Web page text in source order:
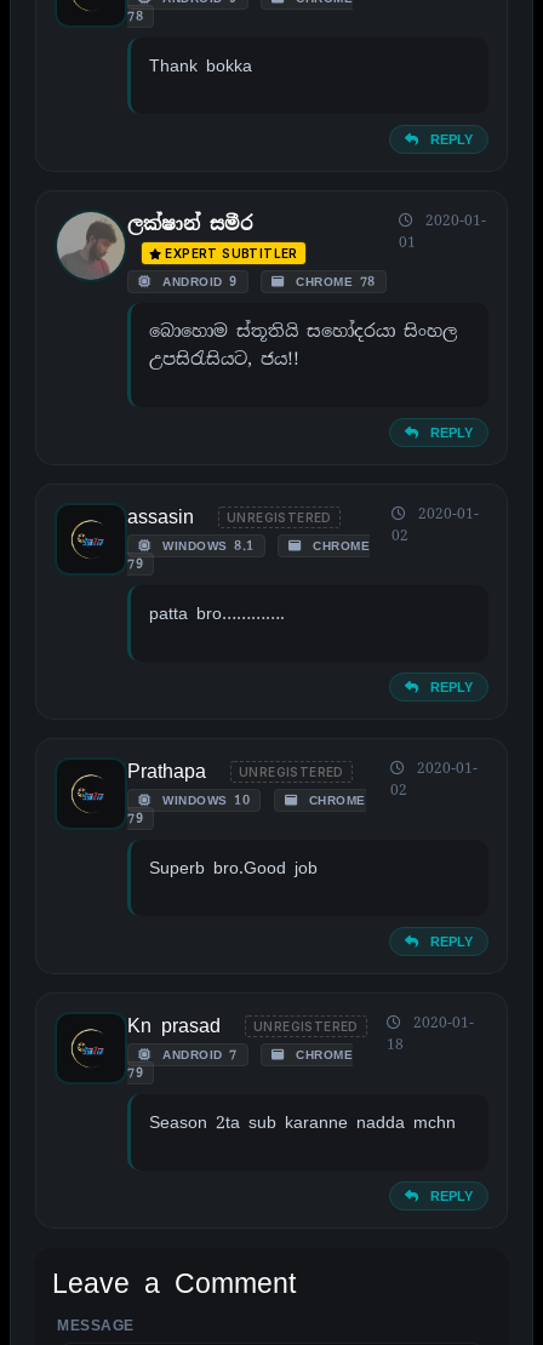
78
Thank bokka
REPLY
ලක්ෂාන් සමීර
EXPERT SUBTITLER
ANDROID 9 CHROME 78
2020-01-
01
බොහොම ස්තූතියි සහෝදරයා සිංහල
උපසිරැසියට, ජය!!
REPLY
assasin UNREGISTERED
WINDOWS 8.1
CHROME
79
2020-01-
02
patta bro………….
REPLY
Prathapa UNREGISTERED
WINDOWS 10
CHROME
79
2020-01-
02
Superb bro.Good job
REPLY
Kn prasad UNREGISTERED
ANDROID 7
CHROME
79
2020-01-
18
Season 2ta sub karanne nadda mchn
REPLY
Leave a Comment
MESSAGE
ALTERNATIVE: